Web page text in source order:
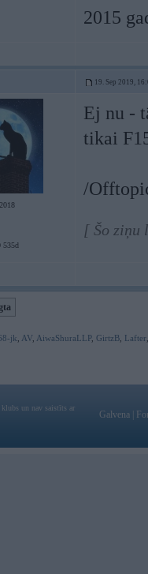
2015
19. Sep 2019,
535d
Ej nu -
tikai
/
[ Šo ziņu
jk AV AiwaShuraLLP, GirtzB Lafter
un nav saistīts ar
Galvena